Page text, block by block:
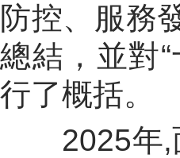
防控、服務
總結，並對“
行了概括。
2025年,